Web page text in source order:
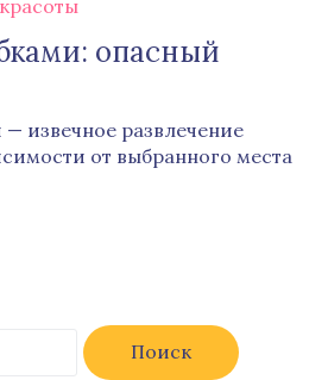
опасный
извечное развлечение
от выбранного места